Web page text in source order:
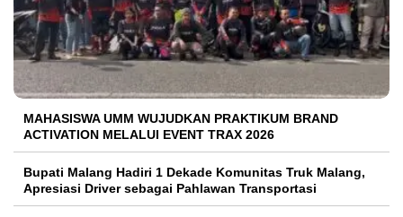
MAHASISWA UMM WUJUDKAN PRAKTIKUM BRAND
ACTIVATION MELALUI EVENT TRAX 2026
Bupati Malang Hadiri 1 Dekade Komunitas Truk Malang,
Apresiasi Driver sebagai Pahlawan Transportasi